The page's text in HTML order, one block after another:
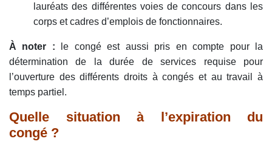
lauréats des différentes voies de concours dans les
corps et cadres d’emplois de fonctionnaires.
À noter : le congé est aussi pris en compte pour la
détermination de la durée de services requise pour
l’ouverture des différents droits à congés et au travail à
temps partiel.
Quelle situation à l’expiration du
congé ?